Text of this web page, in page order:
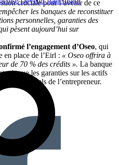
cruciale pour l’avenir de ce
les banques de reconstituer
personnelles, garanties des
pèsent aujourd’hui sur
l’engagement d’Oseo, qui
en place de l’Eirl : « Oseo offrira à
de 70 % des crédits ». La banque
que les garanties sur les actifs
personnels de l’entrepreneur.